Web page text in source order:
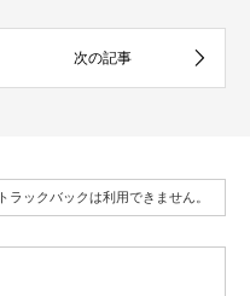
トラックバックは利用できません。